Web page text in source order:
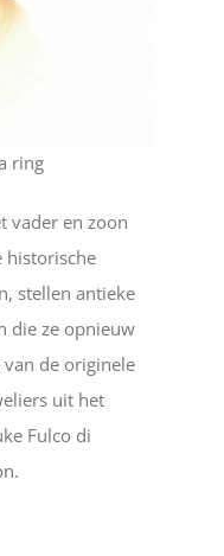
ring
vader en zoon
historische
stellen antieke
die ze opnieuw
de originele
uit het
Fulco di